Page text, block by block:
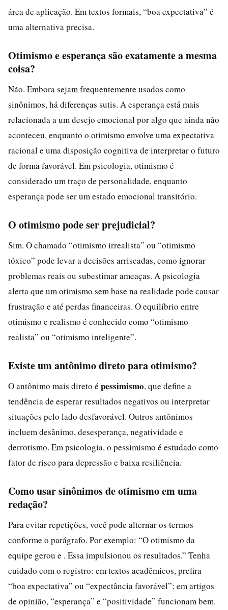
área de aplicação. Em textos formais, “boa expectativa” é
uma alternativa precisa.
Otimismo e esperança são exatamente a mesma
coisa?
Não. Embora sejam frequentemente usados como
sinônimos, há diferenças sutis. A esperança está mais
relacionada a um desejo emocional por algo que ainda não
aconteceu, enquanto o otimismo envolve uma expectativa
racional e uma disposição cognitiva de interpretar o futuro
de forma favorável. Em psicologia, otimismo é
considerado um traço de personalidade, enquanto
esperança pode ser um estado emocional transitório.
O otimismo pode ser prejudicial?
Sim. O chamado “otimismo irrealista” ou “otimismo
tóxico” pode levar a decisões arriscadas, como ignorar
problemas reais ou subestimar ameaças. A psicologia
alerta que um otimismo sem base na realidade pode causar
frustração e até perdas financeiras. O equilíbrio entre
otimismo e realismo é conhecido como “otimismo
realista” ou “otimismo inteligente”.
Existe um antônimo direto para otimismo?
O antônimo mais direto é pessimismo, que define a
tendência de esperar resultados negativos ou interpretar
situações pelo lado desfavorável. Outros antônimos
incluem desânimo, desesperança, negatividade e
derrotismo. Em psicologia, o pessimismo é estudado como
fator de risco para depressão e baixa resiliência.
Como usar sinônimos de otimismo em uma
redação?
Para evitar repetições, você pode alternar os termos
conforme o parágrafo. Por exemplo: “O otimismo da
equipe gerou e . Essa impulsionou os resultados.” Tenha
cuidado com o registro: em textos acadêmicos, prefira
“boa expectativa” ou “expectância favorável”; em artigos
de opinião, “esperança” e “positividade” funcionam bem.